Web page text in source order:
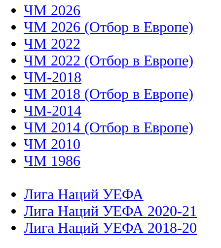
ЧМ 2026
ЧМ 2026 (Отбор в Европе)
ЧМ 2022
ЧМ 2022 (Отбор в Европе)
ЧМ-2018
ЧМ 2018 (Отбор в Европе)
ЧМ-2014
ЧМ 2014 (Отбор в Европе)
ЧМ 2010
ЧМ 1986
Лига Наций УЕФА
Лига Наций УЕФА 2020-21
Лига Наций УЕФА 2018-20